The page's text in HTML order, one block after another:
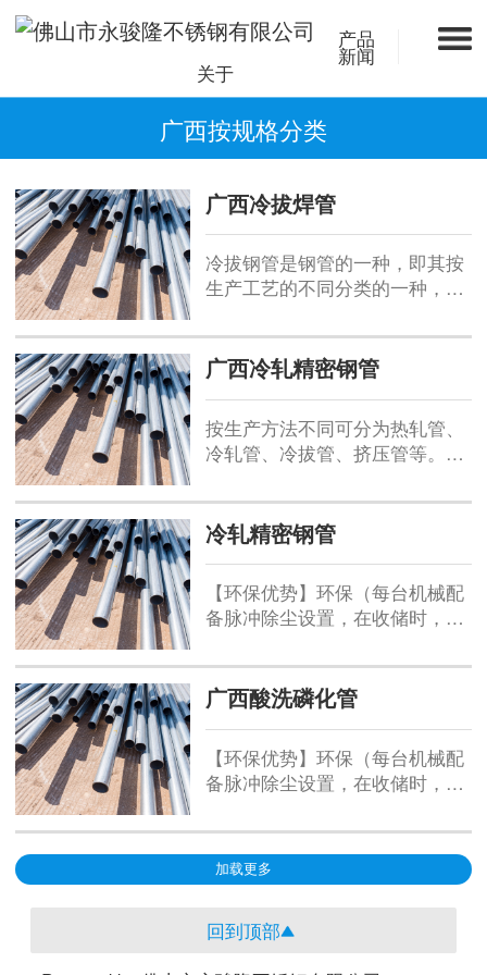
产品
新闻
关于
广西按规格分类
广西冷拔焊管
冷拔钢管是钢管的一种，即其按
生产工艺的不同分类的一种，区
原料管扩径的过程中通过多道次
的冷拔加工而成，通常在0.5～
100T的单链式或双链式冷拔机上
钢管、低中压锅炉钢管、高压锅
炉钢管、合金钢管、不锈钢管、
管、小口径加内模冷拔管其它钢
管外，还包括碳素薄壁钢管、合
金薄壁钢管、不锈薄壁钢管、异
型钢管。
广西冷轧精密钢管
按生产方法不同可分为热轧管、
冷轧管、冷拔管、挤压管等。冷
更大 的区别就是冷拔无缝钢管精
密度要好过热轧无缝钢管，冷拔
无缝钢管的一般 度在20丝左右，
左右，所以冷拔无缝钢管是机械
加工制造业，零部件制造业的 。
冷轧精密钢管
【环保优势】环保（每台机械配
备脉冲除尘设置，在收储时，周
小于等于7.2毫克/每立方米；空
载噪音小于等于70分贝）。【产
量大】1260（圆筒筛）：直径
优势】环保（每台机械配备脉冲
除尘设置，在收储时，周围环境
广西酸洗磷化管
【环保优势】环保（每台机械配
备脉冲除尘设置，在收储时，周
小于等于7.2毫克/每立方米；空
载噪音小于等于70分贝）。【产
量大】1260（圆筒筛）：直径
优势】环保（每台机械配备脉冲
加载更多
回到顶部